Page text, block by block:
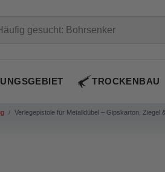
TROCKENBAU
Verlegepistole für Metalldübel – Gipskarton, Ziegel